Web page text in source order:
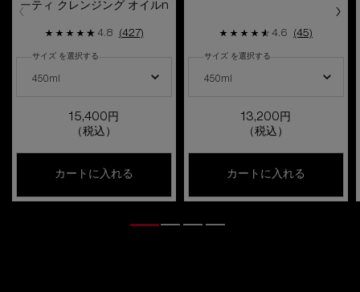
ーティ クレンジング オイルn
4.8 (427)
450ml
サイズ を選択する
15,400円
（税込）
カートに入れる アルティム8∞ スブリム ビューティ クレン
4.6 (45)
450ml
サイズ を選択する
13,200円
（税込）
カートに入れる